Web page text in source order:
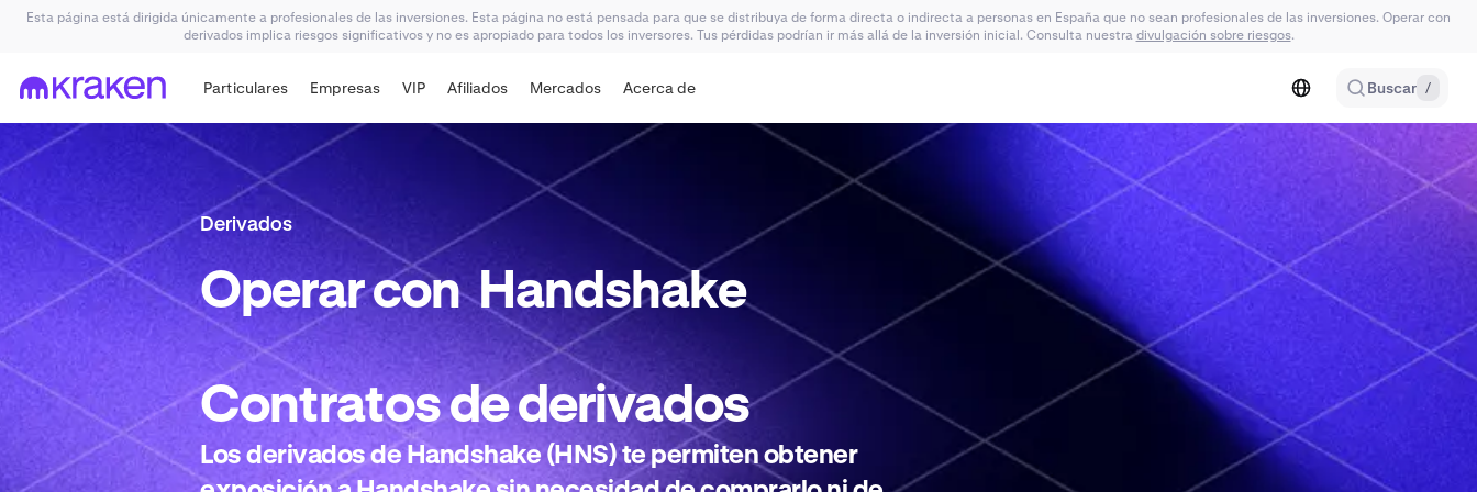
Esta página está dirigida únicamente a profesionales de las inversiones. Esta página no está pensada para que se distribuya de forma directa o indirecta a personas en España que no sean profesionales de las inversiones. Operar con
derivados implica riesgos significativos y no es apropiado para todos los inversores. Tus pérdidas podrían ir más allá de la inversión inicial. Consulta nuestradivulgación sobre riesgos.
Particulares Empresas VIP Afiliados Mercados Acerca de Buscar /
Derivados
Operar conHandshake
Contratos dederivados
Los derivados de Handshake (HNS) te permiten obtener